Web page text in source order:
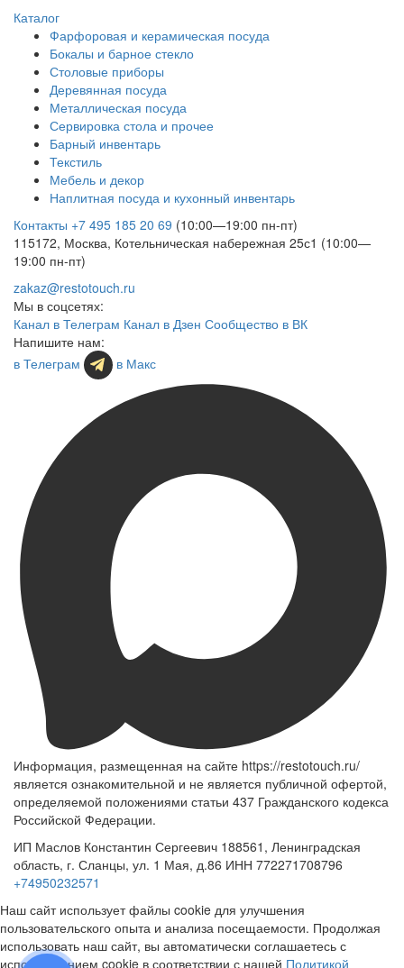
Каталог
Фарфоровая и керамическая посуда
Бокалы и барное стекло
Столовые приборы
Деревянная посуда
Металлическая посуда
Сервировка стола и прочее
Барный инвентарь
Текстиль
Мебель и декор
Наплитная посуда и кухонный инвентарь
Контакты +7 495 185 20 69 (10:00—19:00 пн-пт)
115172, Москва, Котельническая набережная 25с1 (10:00—
19:00 пн-пт)
zakaz@restotouch.ru
Мы в соцсетях:
Канал в Телеграм Канал в Дзен Сообщество в ВК
Напишите нам:
в Телеграм
в Макс
Информация, размещенная на сайте https://restotouch.ru/
является ознакомительной и не является публичной офертой,
определяемой положениями статьи 437 Гражданского кодекса
Российской Федерации.
ИП Маслов Константин Сергеевич 188561, Ленинградская
область, г. Сланцы, ул. 1 Мая, д.86 ИНН 772271708796
+74950232571
Наш сайт использует файлы cookie для улучшения
пользовательского опыта и анализа посещаемости. Продолжая
использовать наш сайт, вы автоматически соглашаетесь с
использованием cookie в соответствии с нашей Политикой